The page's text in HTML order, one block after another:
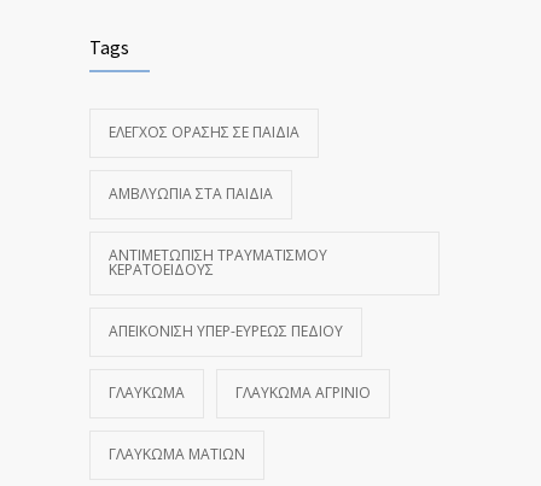
Tags
ΈΛΕΓΧΟΣ ΌΡΑΣΗΣ ΣΕ ΠΑΙΔΙΆ
ΑΜΒΛΥΩΠΊΑ ΣΤΑ ΠΑΙΔΙΆ
ΑΝΤΙΜΕΤΏΠΙΣΗ ΤΡΑΥΜΑΤΙΣΜΟΎ
ΚΕΡΑΤΟΕΙΔΟΎΣ
ΑΠΕΙΚΌΝΙΣΗ ΥΠΕΡ-ΕΥΡΈΩΣ ΠΕΔΊΟΥ
ΓΛΑΎΚΩΜΑ ΓΛΑΎΚΩΜΑ ΑΓΡΊΝΙΟ
ΓΛΑΎΚΩΜΑ ΜΑΤΙΏΝ